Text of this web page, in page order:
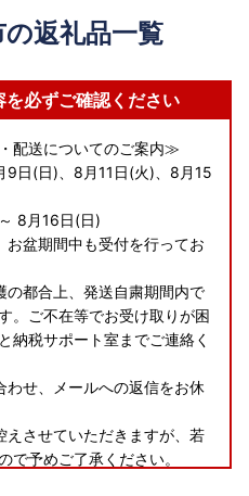
返礼品一覧
必ずご確認ください
配送についてのご案内≫
9日(日)、8月11日(火)、8月15
8月16日(日)
盆期間中も受付を行ってお
都合上、発送自粛期間内で
。ご不在等でお受け取りが困
納税サポート室までご連絡く
せ、メールへの返信をお休
させていただきますが、若
で予めご了承ください。